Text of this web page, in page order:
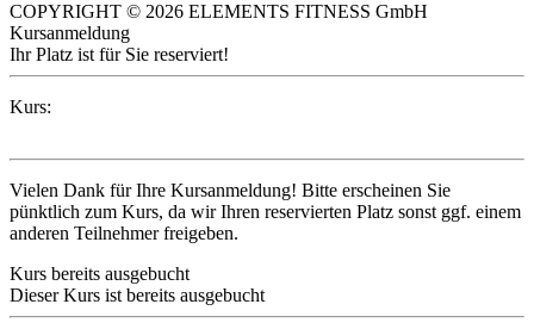
COPYRIGHT © 2026 ELEMENTS FITNESS GmbH
Kursanmeldung
Ihr Platz ist für Sie reserviert!
Kurs:
Vielen Dank für Ihre Kursanmeldung! Bitte erscheinen Sie
pünktlich zum Kurs, da wir Ihren reservierten Platz sonst ggf. einem
anderen Teilnehmer freigeben.
Kurs bereits ausgebucht
Dieser Kurs ist bereits ausgebucht